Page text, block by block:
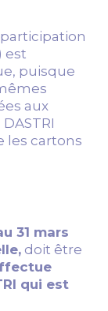
est
puisque
aux
les cartons
31 mars
doit être
qui est